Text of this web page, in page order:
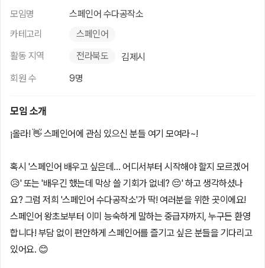
모임명
스페인어 수다공작소
카테고리
스페인어
활동 지역
전라북도
김제시
회원 수
9명
모임 소개
¡올라! 👋 스페인어에 관심 있으신 분들 여기 모여라~!
혹시 '스페인어 배우고 싶은데… 어디서부터 시작해야 할지 모르겠어
😥' 또는 '배우긴 했는데 막상 쓸 기회가 없네? 😔' 하고 생각하셨나
요? 그럼 저희 '스페인어 수다공작소'가 딱! 여러분을 위한 곳이에요!
스페인어 왕초보부터 이미 능숙하게 말하는 중급자까지, 누구든 환영
합니다! 부담 없이 편안하게 스페인어를 즐기고 싶은 분들을 기다리고
있어요. 😊